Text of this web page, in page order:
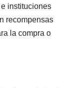
instituciones
recompensas
la compra o